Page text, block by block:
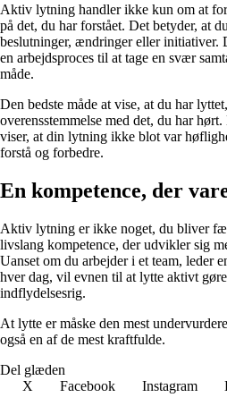
Aktiv lytning handler ikke kun om at
på det, du har forstået. Det betyder, at
beslutninger, ændringer eller initiativer.
en arbejdsproces til at tage en svær
måde.
Den bedste måde at vise, at du har
overensstemmelse med det, du har
viser, at din lytning ikke blot var
forstå og forbedre.
En kompetence, der
Aktiv lytning er ikke noget, du bliver
livslang kompetence, der udvikler sig
Uanset om du arbejder i et team, leder
hver dag, vil evnen til at lytte aktivt
indflydelsesrig.
At lytte er måske den mest
også en af de mest kraftfulde.
Del glæden
X
Facebook Instagram